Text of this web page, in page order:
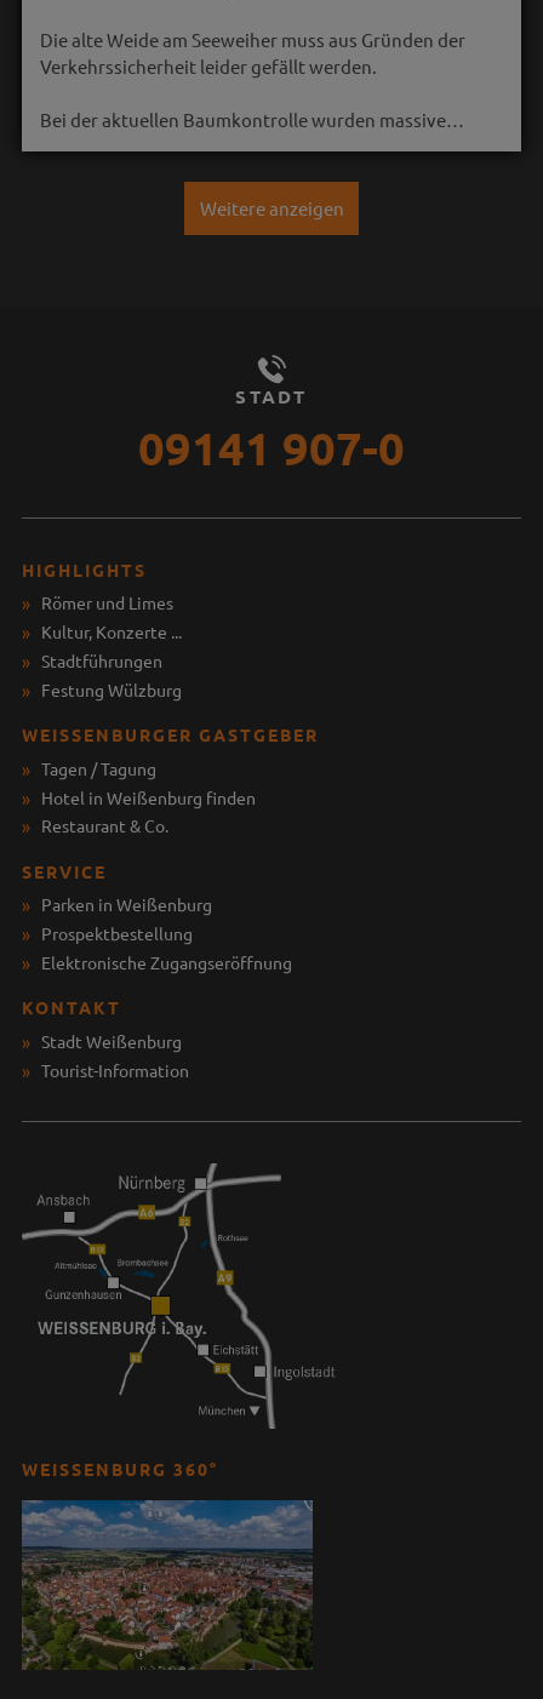
Die alte Weide am Seeweiher muss aus Gründen der
Verkehrssicherheit leider gefällt werden.
Bei der aktuellen Baumkontrolle wurden massive…
Weitere anzeigen
STADT
09141 907-0
HIGHLIGHTS
Römer und Limes
Kultur, Konzerte ...
Stadtführungen
Festung Wülzburg
WEISSENBURGER GASTGEBER
Tagen / Tagung
Hotel in Weißenburg finden
Restaurant & Co.
SERVICE
Parken in Weißenburg
Prospektbestellung
Elektronische Zugangseröffnung
KONTAKT
Stadt Weißenburg
Tourist-Information
WEISSENBURG 360°